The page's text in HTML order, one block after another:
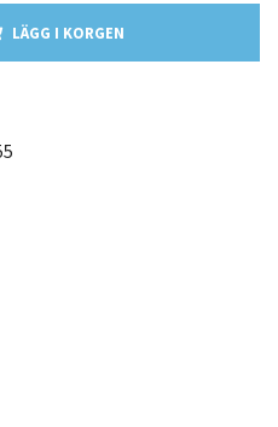
LÄGG I KORGEN